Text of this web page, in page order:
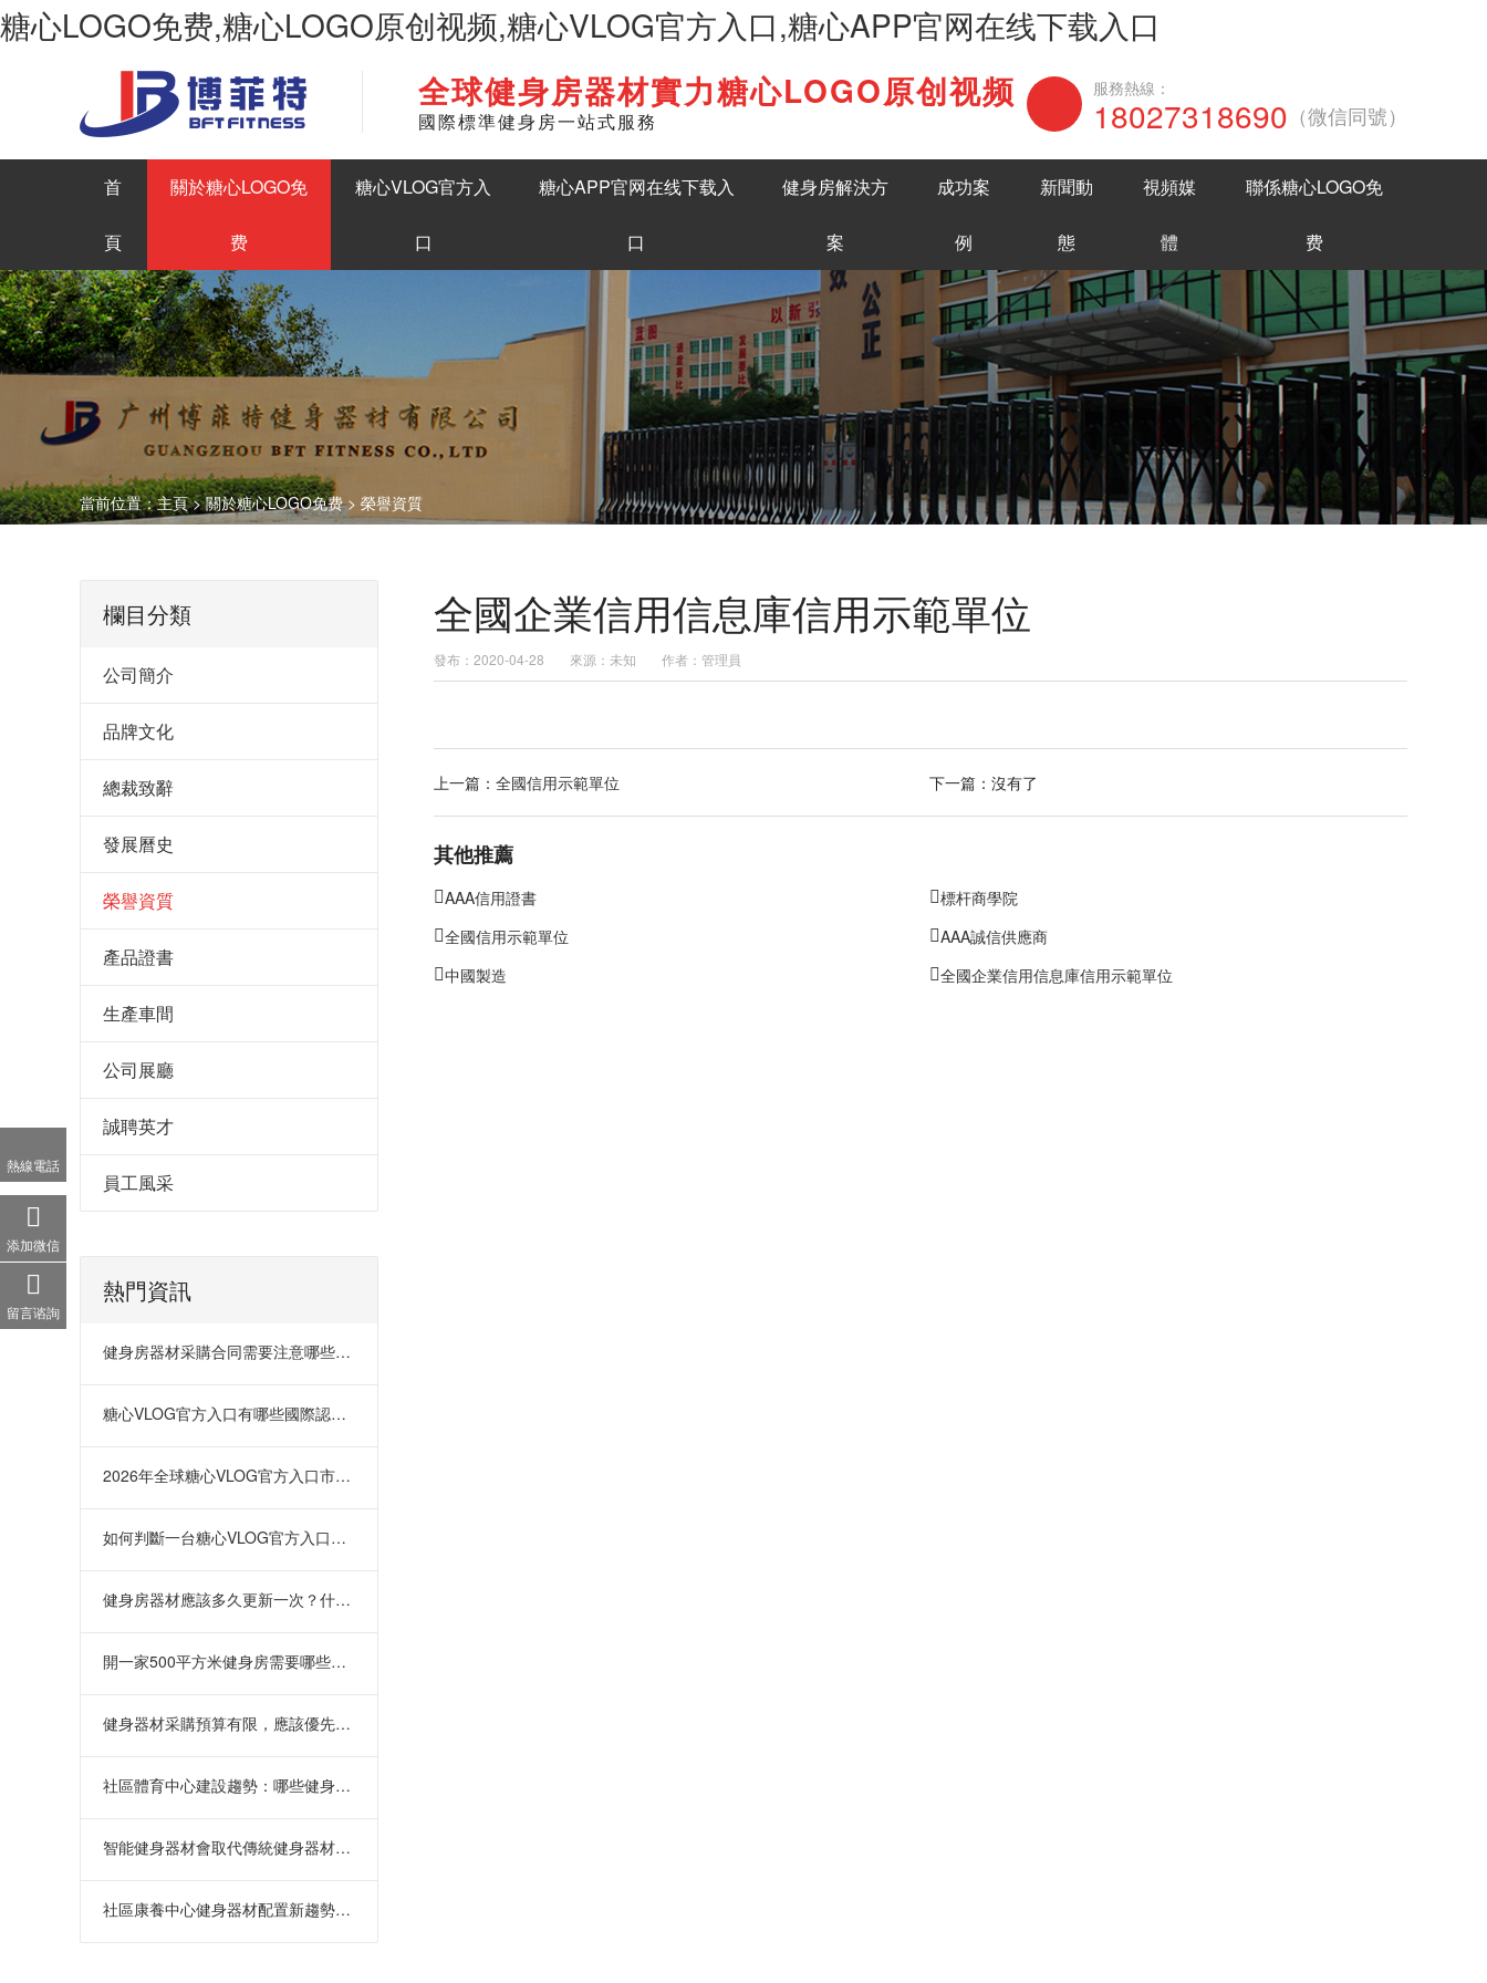
糖心LOGO免费,糖心LOGO原创视频,糖心VLOG官方入口,糖心APP官网在线下载入口
區最大商用健身房器材生產糖心LOGO原创视频 English 在線谘詢
全球健身房器材實力糖心LOGO原创视频
國際標準健身房一站式服務
服務熱線：
18027318690 （微信同號）
首
頁
關於糖心LOGO免
费
糖心VLOG官方入
口
糖心APP官网在线下载入
口
健身房解決方
案
成功案
例
新聞動
態
視頻媒
體
聯係糖心LOGO免
费
當前位置：主頁>關於糖心LOGO免费> 榮譽資質
全國企業信用信息庫信用示範單位
發布：2020-04-28 來源：未知 作者：管理員
上一篇： 全國信用示範單位 下一篇：沒有了
其他推薦
AAA信用證書
標杆商學院
全國信用示範單位
AAA誠信供應商
中國製造
全國企業信用信息庫信用示範單位
欄目分類
公司簡介
品牌文化
總裁致辭
發展曆史
榮譽資質
產品證書
生產車間
公司展廳
誠聘英才
員工風采
熱門資訊
健身房器材采購合同需要注意哪些問題
糖心VLOG官方入口有哪些國際認證？CE、
2026年全球糖心VLOG官方入口市場發展趨勢
如何判斷一台糖心VLOG官方入口是否耐用？
健身房器材應該多久更新一次？什麽時
開一家500平方米健身房需要哪些健身器
健身器材采購預算有限，應該優先買什
社區體育中心建設趨勢：哪些健身器材
智能健身器材會取代傳統健身器材嗎？
社區康養中心健身器材配置新趨勢分析
熱線電話
添加微信
留言谘詢